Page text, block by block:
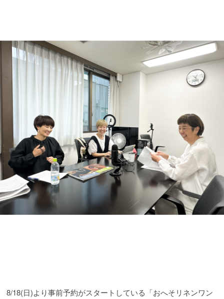
8/18(日)より事前予約がスタートしている「おへそリネンワン